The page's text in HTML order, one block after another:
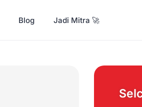
Blog Jadi Mitra 🚀